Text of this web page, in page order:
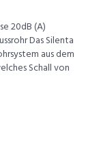
20dB (A)
Das Silenta
aus dem
Schall von